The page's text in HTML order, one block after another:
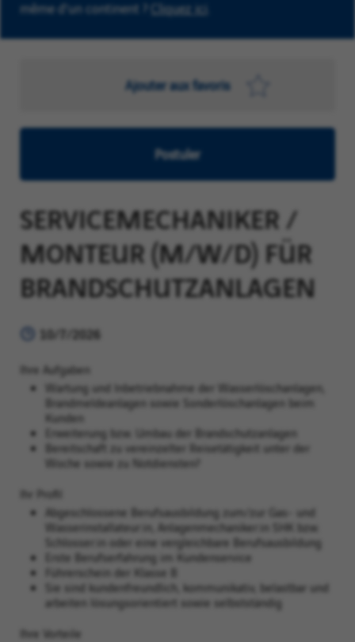
même d'un continent ? Cliquez ici
Ajouter aux favoris
Postuler
SERVICEMECHANIKER /
MONTEUR (M/W/D) FÜR
BRANDSCHUTZANLAGEN
10/7/2026
Ihre Aufgaben
Wartung und Inbetriebnahme der Wasserlöschanlagen,
Brandmeldeanlagen sowie Sonderlöschanlagen beim
Kunden
Erweiterung bzw. Umbau der Brandschutzanlagen
Bereitschaft zu vereinzelter Reisetätigkeit unter der
Woche sowie zu Notdiensten?
Ihr Profil
Abgeschlossene Berufsausbildung zum/zur Gas- und
Wasserinstallateur:in, Anlagenmechaniker:in SHK bzw.
Schlosser:in oder eine vergleichbare Berufsausbildung
Erste Berufserfahrung im Kundenservice
Führerschein der Klasse B
Sie sind kundenfreundlich, kommunikativ, belastbar und
arbeiten lösungsorientiert sowie selbstständig
Ihre Vorteile